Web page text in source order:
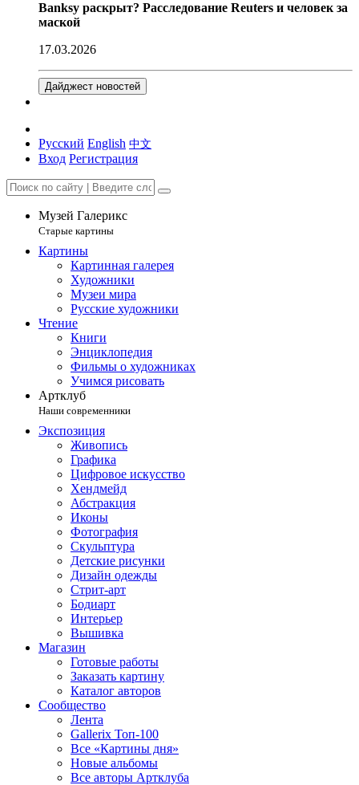
Banksy раскрыт? Расследование Reuters и человек за
маской
17.03.2026
Дайджест новостей
Русский English 中文
Вход Регистрация
Музей Галерикс
Старые картины
Картины
Картинная галерея
Художники
Музеи мира
Русские художники
Чтение
Книги
Энциклопедия
Фильмы о художниках
Учимся рисовать
Артклуб
Наши современники
Экспозиция
Живопись
Графика
Цифровое искусство
Хендмейд
Абстракция
Иконы
Фотография
Скульптура
Детские рисунки
Дизайн одежды
Стрит-арт
Бодиарт
Интерьер
Вышивка
Магазин
Готовые работы
Заказать картину
Каталог авторов
Сообщество
Лента
Gallerix Топ-100
Все «Картины дня»
Новые альбомы
Все авторы Артклуба